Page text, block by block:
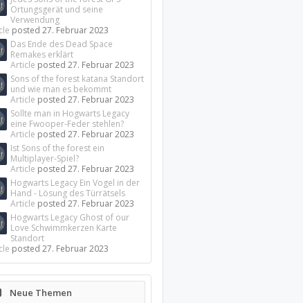
Ortungsgerät und seine
Verwendung
posted27. Februar 2023
Das Ende des Dead Space
Remakes erklärt
Article posted27. Februar 2023
Sons of the forest katana Standort
und wie man es bekommt
Article posted27. Februar 2023
Sollte man in Hogwarts Legacy
eine Fwooper-Feder stehlen?
Article posted27. Februar 2023
Ist Sons of the forest ein
Multiplayer-Spiel?
Article posted27. Februar 2023
Hogwarts Legacy Ein Vogel in der
Hand - Lösung des Türrätsels
Article posted27. Februar 2023
Hogwarts Legacy Ghost of our
Love Schwimmkerzen Karte
Standort
posted27. Februar 2023
Neue Themen